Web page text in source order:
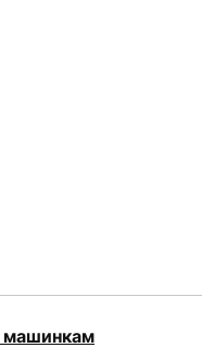
машинкам